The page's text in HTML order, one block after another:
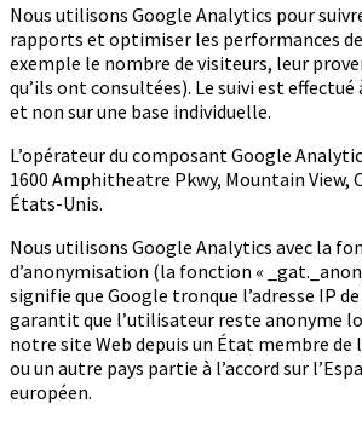
Nous utilisons Google Analytics pour
rapports et optimiser les performances
exemple le nombre de visiteurs, leur
qu’ils ont consultées). Le suivi est effectué
et non sur une base individuelle.
L’opérateur du composant Google
1600 Amphitheatre Pkwy, Mountain View,
États-Unis.
Nous utilisons Google Analytics avec la
d’anonymisation (la fonction «
signifie que Google tronque l’adresse IP
garantit que l’utilisateur reste anonyme
notre site Web depuis un État membre de
ou un autre pays partie à l’accord sur
européen.